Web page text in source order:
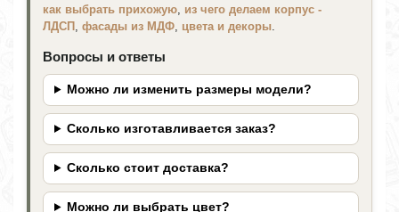
как выбрать прихожую, из чего делаем корпус -
ЛДСП , фасады из МДФ, цвета и декоры.
Вопросы и ответы
Можно ли изменить размеры модели?
Сколько изготавливается заказ?
Сколько стоит доставка?
Можно ли выбрать цвет?